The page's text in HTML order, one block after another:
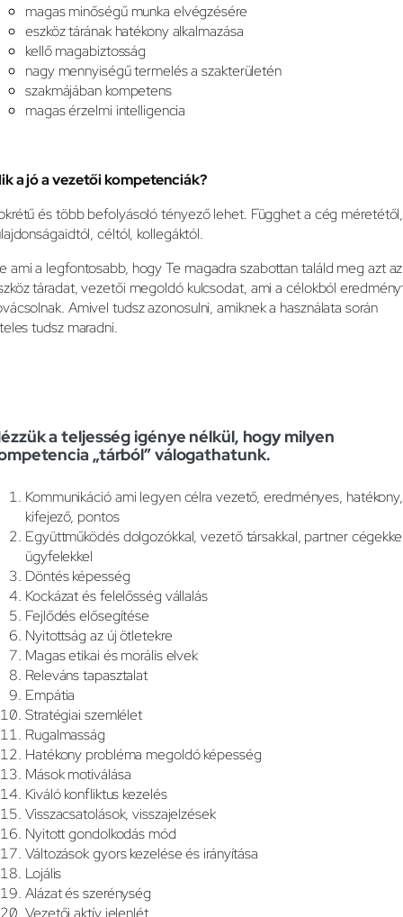
magas minőségű munka elvégzésére
eszköz tárának hatékony alkalmazása
kellő magabiztosság
nagy mennyiségű termelés a szakterületén
szakmájában kompetens
magas érzelmi intelligencia
a jó a vezetői kompetenciák?
és több befolyásoló tényező lehet. Függhet a cég méretétől,
céltól, kollegáktól.
ami a legfontosabb, hogy Te magadra szabottan találd meg azt az
táradat, vezetői megoldó kulcsodat, ami a célokból
Amivel tudsz azonosulni, amiknek a használata során
tudsz maradni.
a teljesség igénye nélkül, hogy milyen
„tárból” válogathatunk.
Kommunikáció ami legyen célra vezető, eredményes, hatékony,
kifejező, pontos
Együttműködés dolgozókkal, vezető társakkal, partner
ügyfelekkel
Döntés képesség
Kockázat és felelősség vállalás
Fejlődés elősegítése
Nyitottság az új ötletekre
Magas etikai és morális elvek
Releváns tapasztalat
Empátia
Stratégiai szemlélet
Rugalmasság
Hatékony probléma megoldó képesség
Mások motiválása
Kiváló konfliktus kezelés
Visszacsatolások, visszajelzések
Nyitott gondolkodás mód
Változások gyors kezelése és irányítása
Lojális
Alázat és szerénység
Vezetői aktív jelenlét